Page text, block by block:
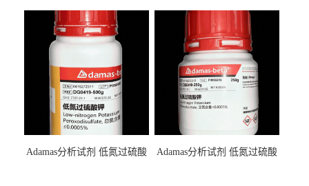
Adamas分析试剂 低氮过硫酸
Adamas分析试剂 低氮过硫酸